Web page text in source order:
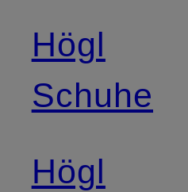
Högl
Schuhe
Högl